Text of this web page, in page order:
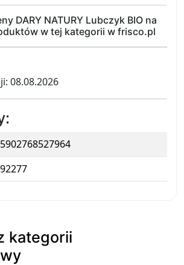
DARY NATURY Lubczyk BIO na
w tej kategorii w frisco.pl
08.08.2026
5902768527964
92277
kategorii